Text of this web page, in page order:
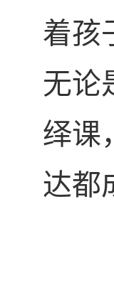
着孩
无论
绎课
达都